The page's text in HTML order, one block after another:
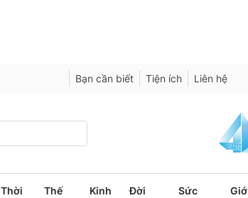
Bạn cần biết Tiện ích Liên hệ
Thời
Thế
Kinh
Đời
Sức